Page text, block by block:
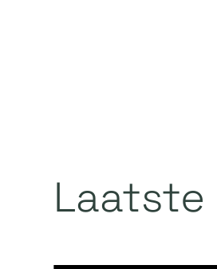
Laatste